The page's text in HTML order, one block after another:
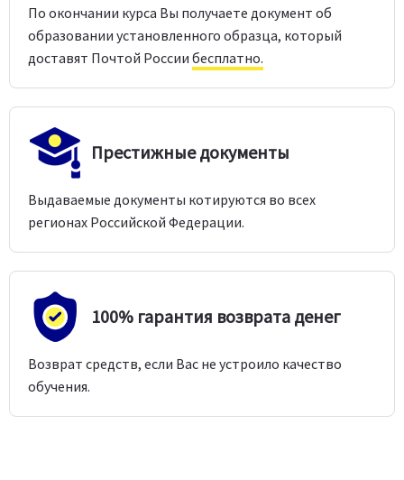
По окончании курса Вы получаете документ об
образовании установленного образца, который
доставят Почтой России бесплатно.
Престижные документы
Выдаваемые документы котируются во всех
регионах Российской Федерации.
100% гарантия возврата денег
Возврат средств, если Вас не устроило качество
обучения.